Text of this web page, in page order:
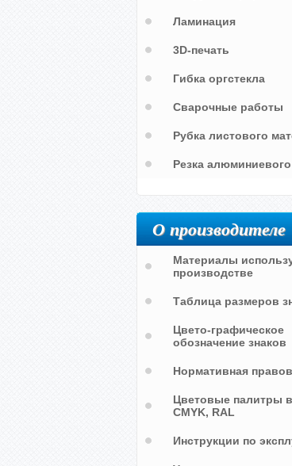
Ламинация
3D-печать
Гибка оргстекла
Сварочные работы
Рубка листового
Резка
О производителе
Материалы
производстве
Таблица размеров
Цвето-графическое
обозначение знаков
Нормативная
Цветовые палитры
CMYK, RAL
Инструкции по